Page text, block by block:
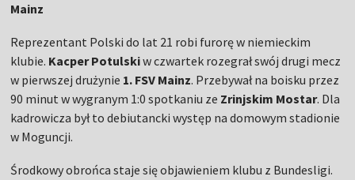
Mainz
Reprezentant Polski do lat 21 robi furorę w niemieckim
klubie. Kacper Potulskiw czwartek rozegrał swój drugi mecz
w pierwszej drużynie 1. FSV Mainz. Przebywał na boisku przez
90 minut w wygranym 1:0 spotkaniu ze Zrinjskim Mostar. Dla
kadrowicza był to debiutancki występ na domowym stadionie
w Moguncji.
Środkowy obrońca staje się objawieniem klubu z Bundesligi.